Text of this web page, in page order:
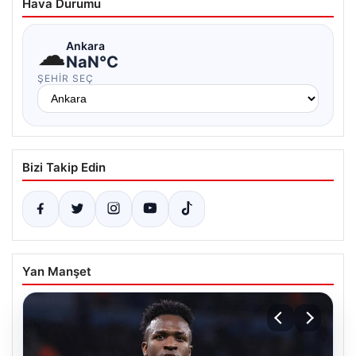
Hava Durumu
☁Ankara
NaN°C
ŞEHIR SEÇ
Bizi Takip Edin
Yan Manşet